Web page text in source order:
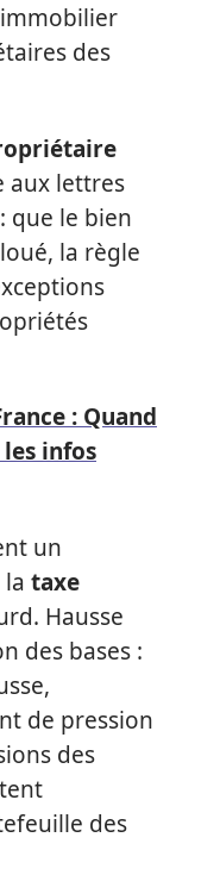
des
aux lettres
: que le bien
la règle
: Quand
infos
un
taxe
Hausse
des bases :
de pression
des
des